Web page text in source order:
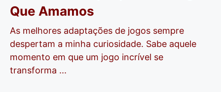
Que Amamos
As melhores adaptações de jogos sempre
despertam a minha curiosidade. Sabe aquele
momento em que um jogo incrível se
transforma ...